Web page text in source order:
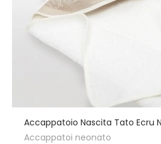
Accappatoio Nascita Tato Ecru
Accappatoi neonato